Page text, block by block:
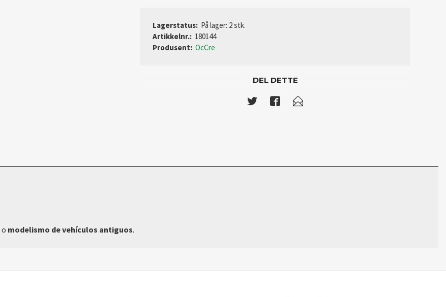
Lagerstatus: På lager: 2 stk.
Artikkelnr.: 180144
Produsent: OcCre
DEL DETTE
o modelismo de vehículos antiguos.